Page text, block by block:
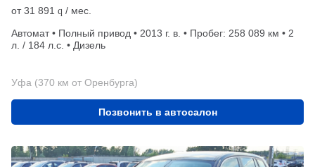
от31 891 q / мес.
Автомат • Полный привод • 2013 г. в. • Пробег: 258 089 км • 2
л. / 184 л.с. • Дизель
Уфа (370 км от Оренбурга)
Позвонить в автосалон